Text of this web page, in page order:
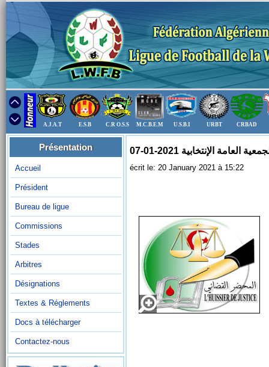
A.J.A.T E.S.B C.R O.S.S M.C.B.E.M U.S.B.I URBT CRBAD
Présentation
Accueil
Président
Bureau de ligue
Commissions
Stades
Arbitres
Désignations
Textes & Réglements
Docs à télécharger
Contactez-nous
العامة الإنتخابية 2021-01-07
écrit le: 20 January 2021 à 15:22